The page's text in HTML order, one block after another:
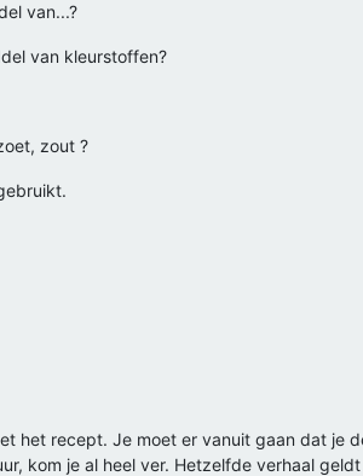
van...?
van kleurstoffen?
zout ?
het recept. Je moet er vanuit gaan dat je
kom je al heel ver. Hetzelfde verhaal